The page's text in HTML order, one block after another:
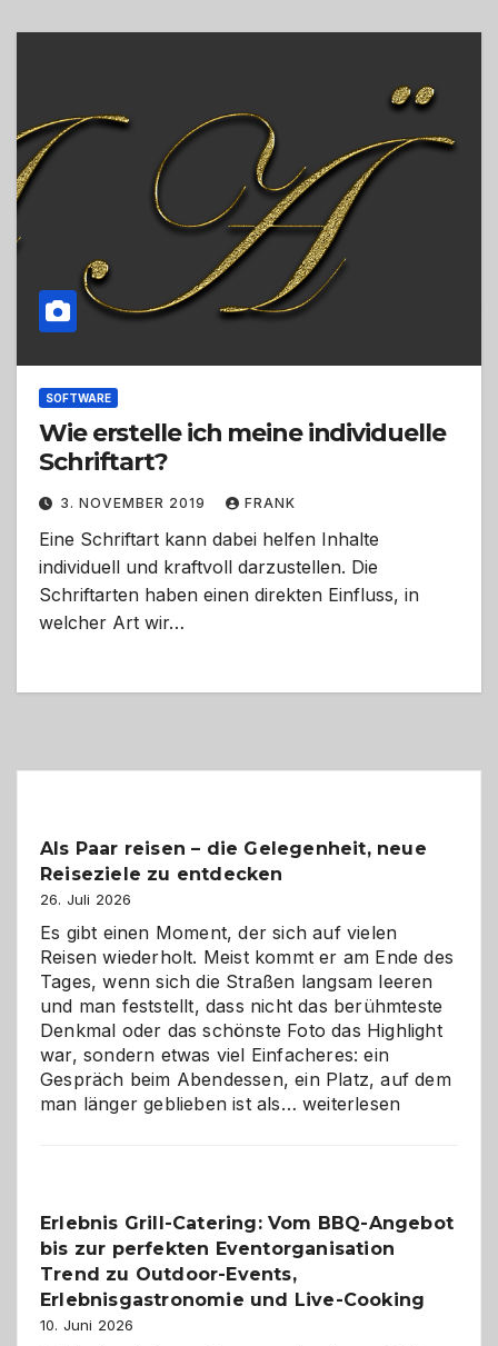
SOFTWARE
Wie erstelle ich meine individuelle
Schriftart?
3. NOVEMBER 2019 FRANK
Eine Schriftart kann dabei helfen Inhalte
individuell und kraftvoll darzustellen. Die
Schriftarten haben einen direkten Einfluss, in
welcher Art wir…
Als Paar reisen – die Gelegenheit, neue
Reiseziele zu entdecken
26. Juli 2026
Es gibt einen Moment, der sich auf vielen
Reisen wiederholt. Meist kommt er am Ende des
Tages, wenn sich die Straßen langsam leeren
und man feststellt, dass nicht das berühmteste
Denkmal oder das schönste Foto das Highlight
war, sondern etwas viel Einfacheres: ein
Gespräch beim Abendessen, ein Platz, auf dem
man länger geblieben ist als… Als
Gelegenheit,
neue
zu
weiterlesen
Erlebnis Grill-Catering: Vom BBQ-Angebot
bis zur perfekten Eventorganisation
Trend zu Outdoor-Events,
Erlebnisgastronomie und Live-Cooking
10. Juni 2026